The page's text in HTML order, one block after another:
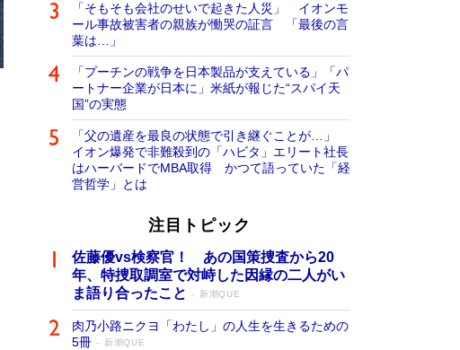
「そもそも会社のせいで起きた人災」 イオンモ
ール事故被害者の親族が慟哭の証言 「最後の言
葉は…」
「プーチンの戦争を日本製品が支えている」「パ
ートナー企業が日本に」米紙が報じた“スパイ天
国”の実態
「父の遺産を最良の状態で引き継ぐことが…」
イオン爆発で非難殺到の「ハビタ」エリート社長
はハーバードでMBA取得 かつて語っていた「経
営哲学」とは
注目トピック
佐藤優vs検察官！ あの国策捜査から20
年、特捜取調室で対峙した因縁の二人がい
ま語り合ったこと
新潮QUE
肉乃小路ニクヨ「わたし」の人生を生きるための
5冊
新潮QUE